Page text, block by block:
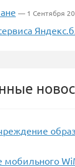
— 1 Сентября
мобильного